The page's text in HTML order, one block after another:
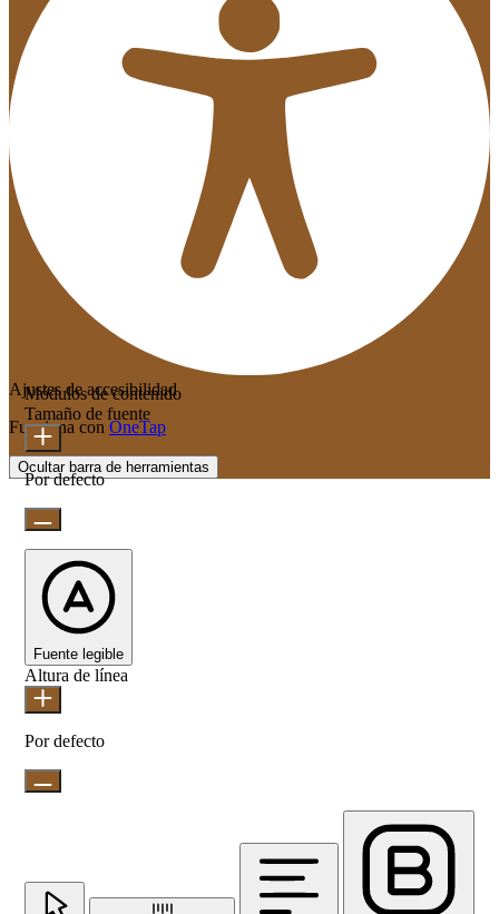
Ajustes de accesibilidad
Funciona con OneTap
Ocultar barra de herramientas
Módulos de contenido
Tamaño de fuente
Por defecto
Fuente legible
Altura de línea
Por defecto